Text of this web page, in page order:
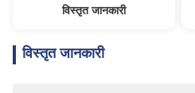
विस्तृत जानकारी
विस्तृत जानकारी